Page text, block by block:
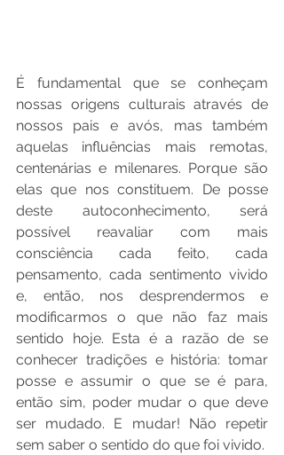
É fundamental que se conheçam
nossas origens culturais através de
nossos pais e avós, mas também
aquelas influências mais remotas,
centenárias e milenares. Porque são
elas que nos constituem. De posse
deste autoconhecimento, será
possível reavaliar com mais
consciência cada feito, cada
pensamento, cada sentimento vivido
e, então, nos desprendermos e
modificarmos o que não faz mais
sentido hoje. Esta é a razão de se
conhecer tradições e história: tomar
posse e assumir o que se é para,
então sim, poder mudar o que deve
ser mudado. E mudar! Não repetir
sem saber o sentido do que foi vivido.